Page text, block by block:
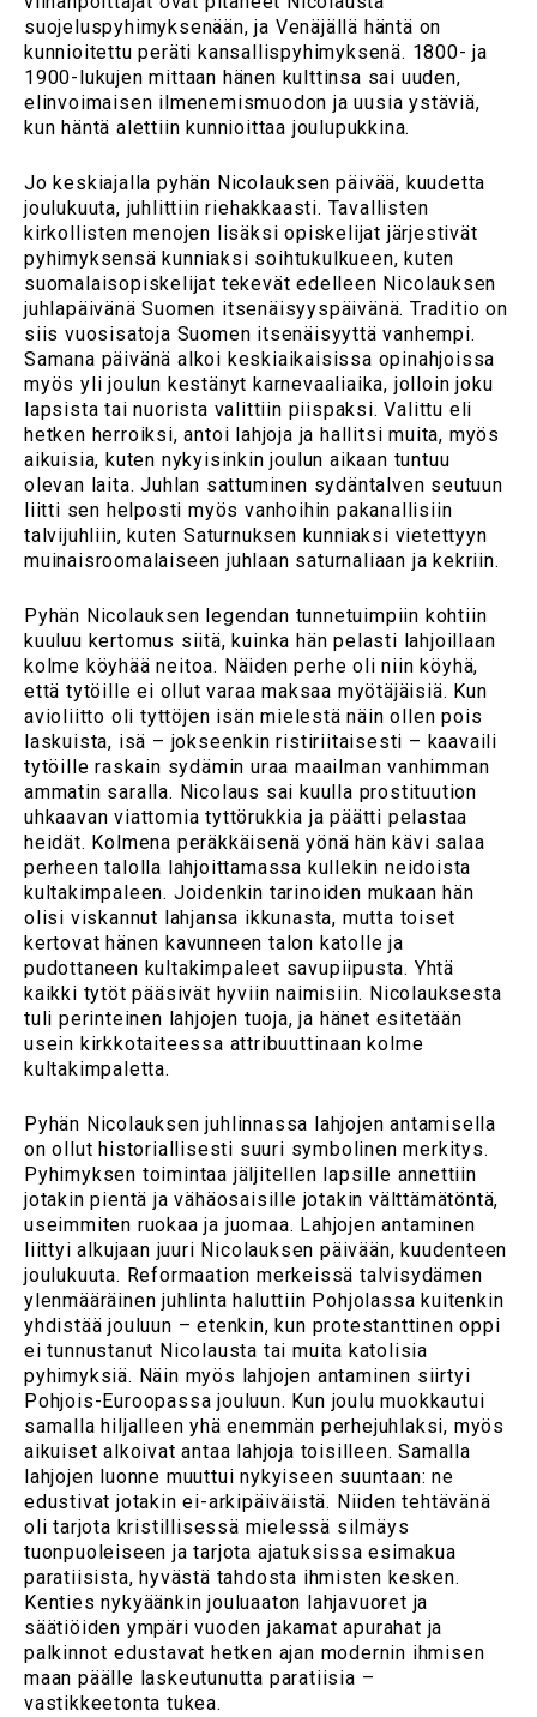
suojeluspyhimyksenään, ja Venäjällä häntä on
kunnioitettu peräti kansallispyhimyksenä. 1800- ja
1900-lukujen mittaan hänen kulttinsa sai uuden,
elinvoimaisen ilmenemismuodon ja uusia ystäviä,
kun häntä alettiin kunnioittaa joulupukkina.
Jo keskiajalla pyhän Nicolauksen päivää, kuudetta
joulukuuta, juhlittiin riehakkaasti. Tavallisten
kirkollisten menojen lisäksi opiskelijat järjestivät
pyhimyksensä kunniaksi soihtukulkueen, kuten
suomalaisopiskelijat tekevät edelleen Nicolauksen
juhlapäivänä Suomen itsenäisyyspäivänä. Traditio on
siis vuosisatoja Suomen itsenäisyyttä vanhempi.
Samana päivänä alkoi keskiaikaisissa opinahjoissa
myös yli joulun kestänyt karnevaaliaika, jolloin joku
lapsista tai nuorista valittiin piispaksi. Valittu eli
hetken herroiksi, antoi lahjoja ja hallitsi muita, myös
aikuisia, kuten nykyisinkin joulun aikaan tuntuu
olevan laita. Juhlan sattuminen sydäntalven seutuun
liitti sen helposti myös vanhoihin pakanallisiin
talvijuhliin, kuten Saturnuksen kunniaksi vietettyyn
muinaisroomalaiseen juhlaan saturnaliaan ja kekriin.
Pyhän Nicolauksen legendan tunnetuimpiin kohtiin
kuuluu kertomus siitä, kuinka hän pelasti lahjoillaan
kolme köyhää neitoa. Näiden perhe oli niin köyhä,
että tytöille ei ollut varaa maksaa myötäjäisiä. Kun
avioliitto oli tyttöjen isän mielestä näin ollen pois
laskuista, isä – jokseenkin ristiriitaisesti – kaavaili
tytöille raskain sydämin uraa maailman vanhimman
ammatin saralla. Nicolaus sai kuulla prostituution
uhkaavan viattomia tyttörukkia ja päätti pelastaa
heidät. Kolmena peräkkäisenä yönä hän kävi salaa
perheen talolla lahjoittamassa kullekin neidoista
kultakimpaleen. Joidenkin tarinoiden mukaan hän
olisi viskannut lahjansa ikkunasta, mutta toiset
kertovat hänen kavunneen talon katolle ja
pudottaneen kultakimpaleet savupiipusta. Yhtä
kaikki tytöt pääsivät hyviin naimisiin. Nicolauksesta
tuli perinteinen lahjojen tuoja, ja hänet esitetään
usein kirkkotaiteessa attribuuttinaan kolme
kultakimpaletta.
Pyhän Nicolauksen juhlinnassa lahjojen antamisella
on ollut historiallisesti suuri symbolinen merkitys.
Pyhimyksen toimintaa jäljitellen lapsille annettiin
jotakin pientä ja vähäosaisille jotakin välttämätöntä,
useimmiten ruokaa ja juomaa. Lahjojen antaminen
liittyi alkujaan juuri Nicolauksen päivään, kuudenteen
joulukuuta. Reformaation merkeissä talvisydämen
ylenmääräinen juhlinta haluttiin Pohjolassa kuitenkin
yhdistää jouluun – etenkin, kun protestanttinen oppi
ei tunnustanut Nicolausta tai muita katolisia
pyhimyksiä. Näin myös lahjojen antaminen siirtyi
Pohjois-Euroopassa jouluun. Kun joulu muokkautui
samalla hiljalleen yhä enemmän perhejuhlaksi, myös
aikuiset alkoivat antaa lahjoja toisilleen. Samalla
lahjojen luonne muuttui nykyiseen suuntaan: ne
edustivat jotakin ei-arkipäiväistä. Niiden tehtävänä
oli tarjota kristillisessä mielessä silmäys
tuonpuoleiseen ja tarjota ajatuksissa esimakua
paratiisista, hyvästä tahdosta ihmisten kesken.
Kenties nykyäänkin jouluaaton lahjavuoret ja
säätiöiden ympäri vuoden jakamat apurahat ja
palkinnot edustavat hetken ajan modernin ihmisen
maan päälle laskeutunutta paratiisia –
vastikkeetonta tukea.